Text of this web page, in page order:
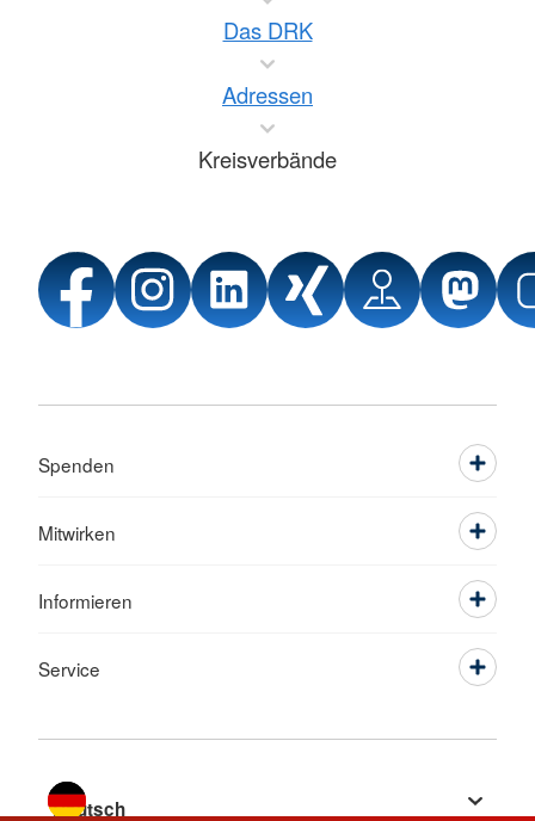
Das DRK
Adressen
Kreisverbände
Spenden
Mitwirken
Informieren
Service
Sprache wechseln zu